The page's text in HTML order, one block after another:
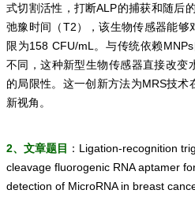
式切割活性，打断ALP的捕获和随后
弛豫时间（T2），该生物传感器能够
限为158 CFU/mL。与传统依赖
不同，这种新型生物传感器直接改变
的局限性。这一创新方法为MRS技术
新视角。
2、文章题目 ：Ligation-recognition
cleavage fluorogenic RNA aptamer
detection of MicroRNA in breast